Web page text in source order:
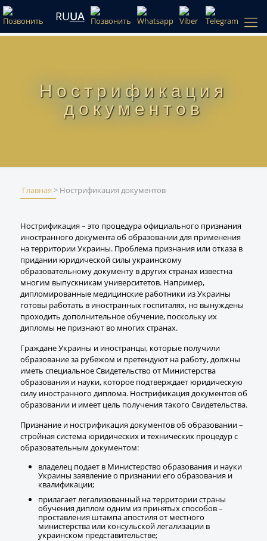
RUUA
Нострификация
документов
Главная > Нострификация документов
Нострификация – это процедура официального признания
иностранного документа об образовании для применения
на территории Украины. Проблема признания или отказа в
придании юридической силы украинскому
образовательному документу в других странах известна
многим выпускникам университетов. Например,
дипломированные медицинские работники из Украины
готовы работать в иностранных госпиталях, но вынуждены
проходить дополнительное обучение, поскольку их
дипломы не признают во многих странах.
Граждане Украины и иностранцы, которые получили
образование за рубежом и претендуют на работу, должны
иметь специальное Свидетельство от Министерства
образования и науки, которое подтверждает юридическую
силу иностранного диплома. Нострификация документов об
образовании и имеет цель получения такого Свидетельства.
Признание и нострификация документов об образовании –
стройная система юридических и технических процедур с
образовательным документом:
владелец подает в Министерство образования и науки
Украины заявление о признании его образования и
квалификации;
прилагает легализованный на территории страны
обучения диплом одним из принятых способов –
проставления штампа апостиля от местного
министерства или консульской легализации в
украинском представительстве;